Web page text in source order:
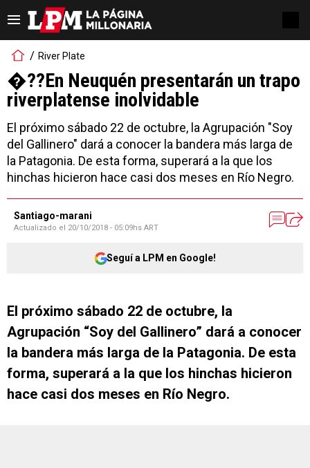
River Plate
�??En Neuquén presentarán un trapo
riverplatense inolvidable
El próximo sábado 22 de octubre, la Agrupación "Soy
del Gallinero" dará a conocer la bandera más larga de
la Patagonia. De esta forma, superará a la que los
hinchas hicieron hace casi dos meses en Río Negro.
Santiago-marani
Actualizado el 20/10/2018 - 05:09hs ART
Seguí a LPM en Google!
El próximo sábado 22 de octubre, la
Agrupación “Soy del Gallinero” dará a conocer
la bandera más larga de la Patagonia. De esta
forma, superará a la que los hinchas hicieron
hace casi dos meses en Río Negro.